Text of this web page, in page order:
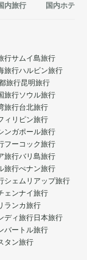
内旅行 国内ホテル
行サムイ島旅行
旅行ハルビン旅行
旅行昆明旅行
旅行ソウル旅行
旅行台北旅行
ィリピン旅行
ンガポール旅行
フーコック旅行
旅行バリ島旅行
旅行ぺナン旅行
シェムリアップ旅行
ェンナイ旅行
ランカ旅行
ディ旅行日本旅行
バートル旅行
タン旅行